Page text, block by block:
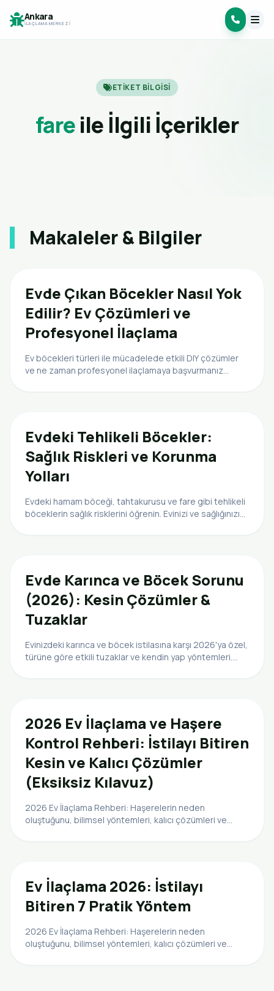
Ankara
İLAÇLAMA MERKEZI
ETIKET BILGISI
fareile İlgili İçerikler
Makaleler & Bilgiler
Evde Çıkan Böcekler Nasıl Yok
Edilir? Ev Çözümleri ve
Profesyonel İlaçlama
Ev böcekleri türleri ile mücadelede etkili DIY çözümler
ve ne zaman profesyonel ilaçlamaya başvurmanız
Evdeki Tehlikeli Böcekler:
Sağlık Riskleri ve Korunma
Yolları
Evdeki hamam böceği, tahtakurusu ve fare gibi tehlikeli
böceklerin sağlık risklerini öğrenin. Evinizi ve sağlığınızı
Evde Karınca ve Böcek Sorunu
(2026): Kesin Çözümler &
Tuzaklar
Evinizdeki karınca ve böcek istilasına karşı 2026'ya özel,
türüne göre etkili tuzaklar ve kendin yap yöntemleri.
2026 Ev İlaçlama ve Haşere
Kontrol Rehberi: İstilayı Bitiren
Kesin ve Kalıcı Çözümler
(Eksiksiz Kılavuz)
2026 Ev İlaçlama Rehberi: Haşerelerin neden
oluştuğunu, bilimsel yöntemleri, kalıcı çözümleri ve
Ev İlaçlama 2026: İstilayı
Bitiren 7 Pratik Yöntem
2026 Ev İlaçlama Rehberi: Haşerelerin neden
oluştuğunu, bilimsel yöntemleri, kalıcı çözümleri ve